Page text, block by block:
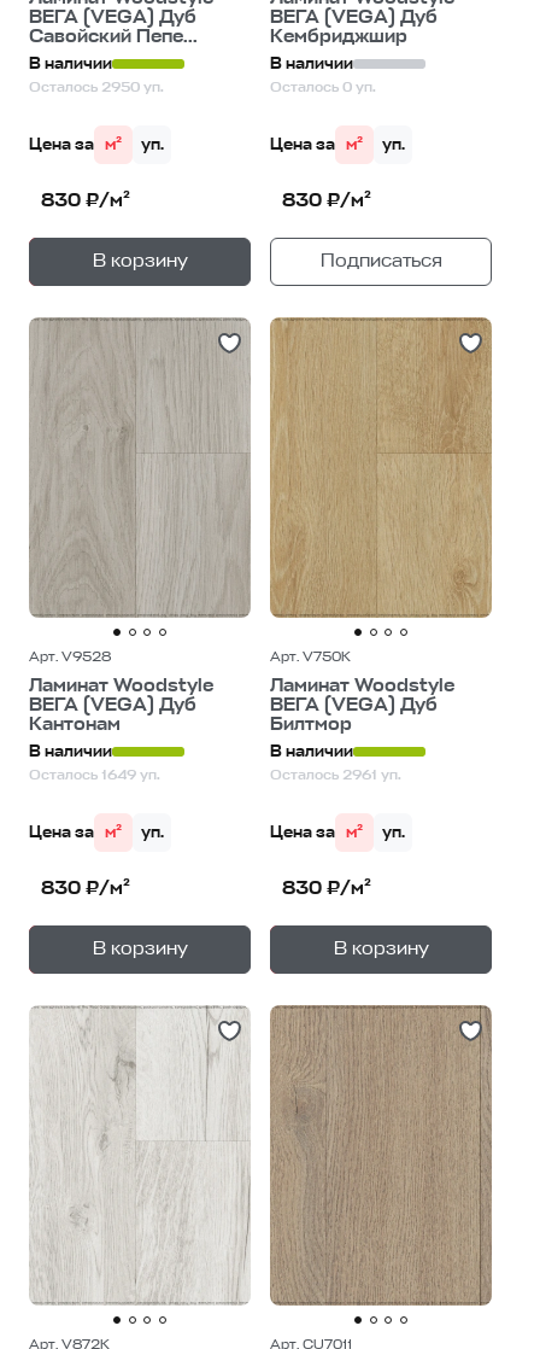
ВЕГА (VEGA) Дуб
Савойский Пепе...
В наличии
Осталось 2950 уп.
Цена за м² уп.
830 ₽/м²
В корзину
— 1уп.
ВЕГА (VEGA) Дуб
Кембриджшир
В наличии
Осталось 0 уп.
Цена за м² уп.
830 ₽/м²
Подписаться
Арт. V9528
Ламинат Woodstyle
ВЕГА (VEGA) Дуб
Кантонам
В наличии
Осталось 1649 уп.
Цена за м² уп.
830 ₽/м²
В корзину
— 1уп.
Арт. V750K
Ламинат Woodstyle
ВЕГА (VEGA) Дуб
Билтмор
В наличии
Осталось 2961 уп.
Цена за м² уп.
830 ₽/м²
В корзину
— 1уп.
Арт. V872K Арт. CU7011